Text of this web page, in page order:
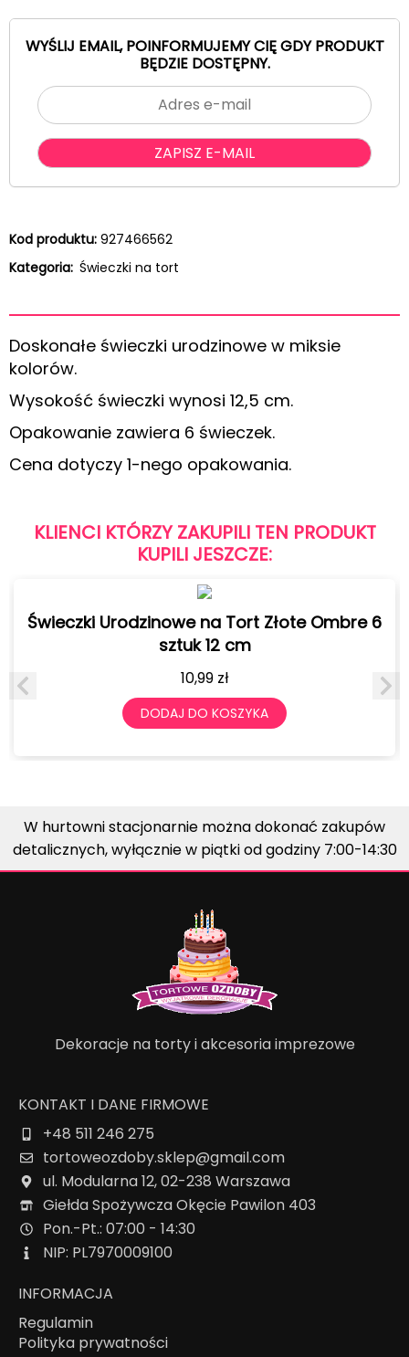
WYŚLIJ EMAIL, POINFORMUJEMY CIĘ GDY PRODUKT
BĘDZIE DOSTĘPNY.
Kod produktu: 927466562
Kategoria: Świeczki na tort
Doskonałe świeczki urodzinowe w miksie
kolorów.
Wysokość świeczki wynosi 12,5 cm.
Opakowanie zawiera 6 świeczek.
Cena dotyczy 1-nego opakowania.
KLIENCI KTÓRZY ZAKUPILI TEN PRODUKT
KUPILI JESZCZE:
Świeczki Urodzinowe na Tort Złote Ombre 6
sztuk 12 cm
10,99 zł
DODAJ DO KOSZYKA
W hurtowni stacjonarnie można dokonać zakupów
detalicznych, wyłącznie w piątki od godziny 7:00-14:30
Dekoracje na torty i akcesoria imprezowe
KONTAKT I DANE FIRMOWE
+48 511 246 275
tortoweozdoby.sklep@gmail.com
ul. Modularna 12, 02-238 Warszawa
Giełda Spożywcza Okęcie Pawilon 403
Pon.-Pt.: 07:00 - 14:30
NIP: PL7970009100
INFORMACJA
Regulamin
Polityka prywatności